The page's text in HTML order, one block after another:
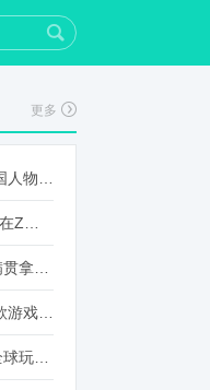
更多